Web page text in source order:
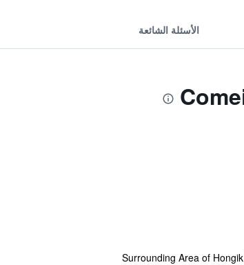
الأسئلة الشائعة
يقع منزل الضيافة هذا في Mapo-gu سيول، و يقدم اماكن لتوضيب الأمتعة، تأجير دراجات وإنترنت لاسلكي مجاني في الأماكن العامة. أيضاً Surrounding Area of Hongik